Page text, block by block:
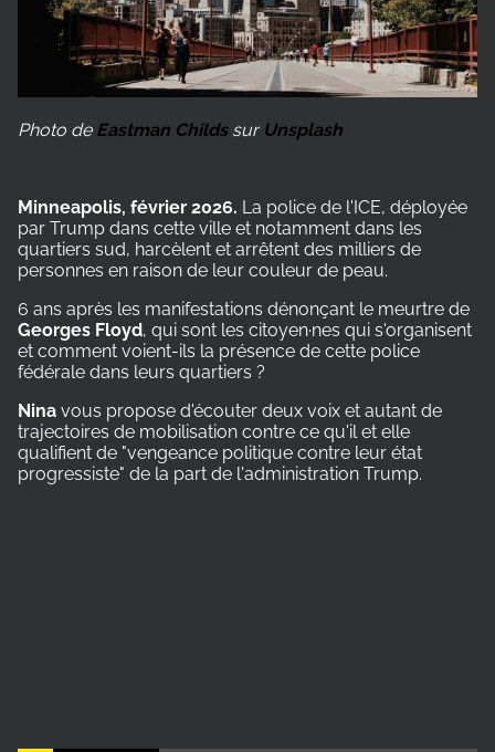
Photo de Eastman Childs sur Unsplash
Minneapolis, février 2026. La police de l'ICE, déployée
par Trump dans cette ville et notamment dans les
quartiers sud, harcèlent et arrêtent des milliers de
personnes en raison de leur couleur de peau.
6 ans après les manifestations dénonçant le meurtre de
Georges Floyd, qui sont les citoyen·nes qui s'organisent
et comment voient-ils la présence de cette police
fédérale dans leurs quartiers ?
Nina vous propose d'écouter deux voix et autant de
trajectoires de mobilisation contre ce qu'il et elle
qualifient de "vengeance politique contre leur état
progressiste" de la part de l'administration Trump.